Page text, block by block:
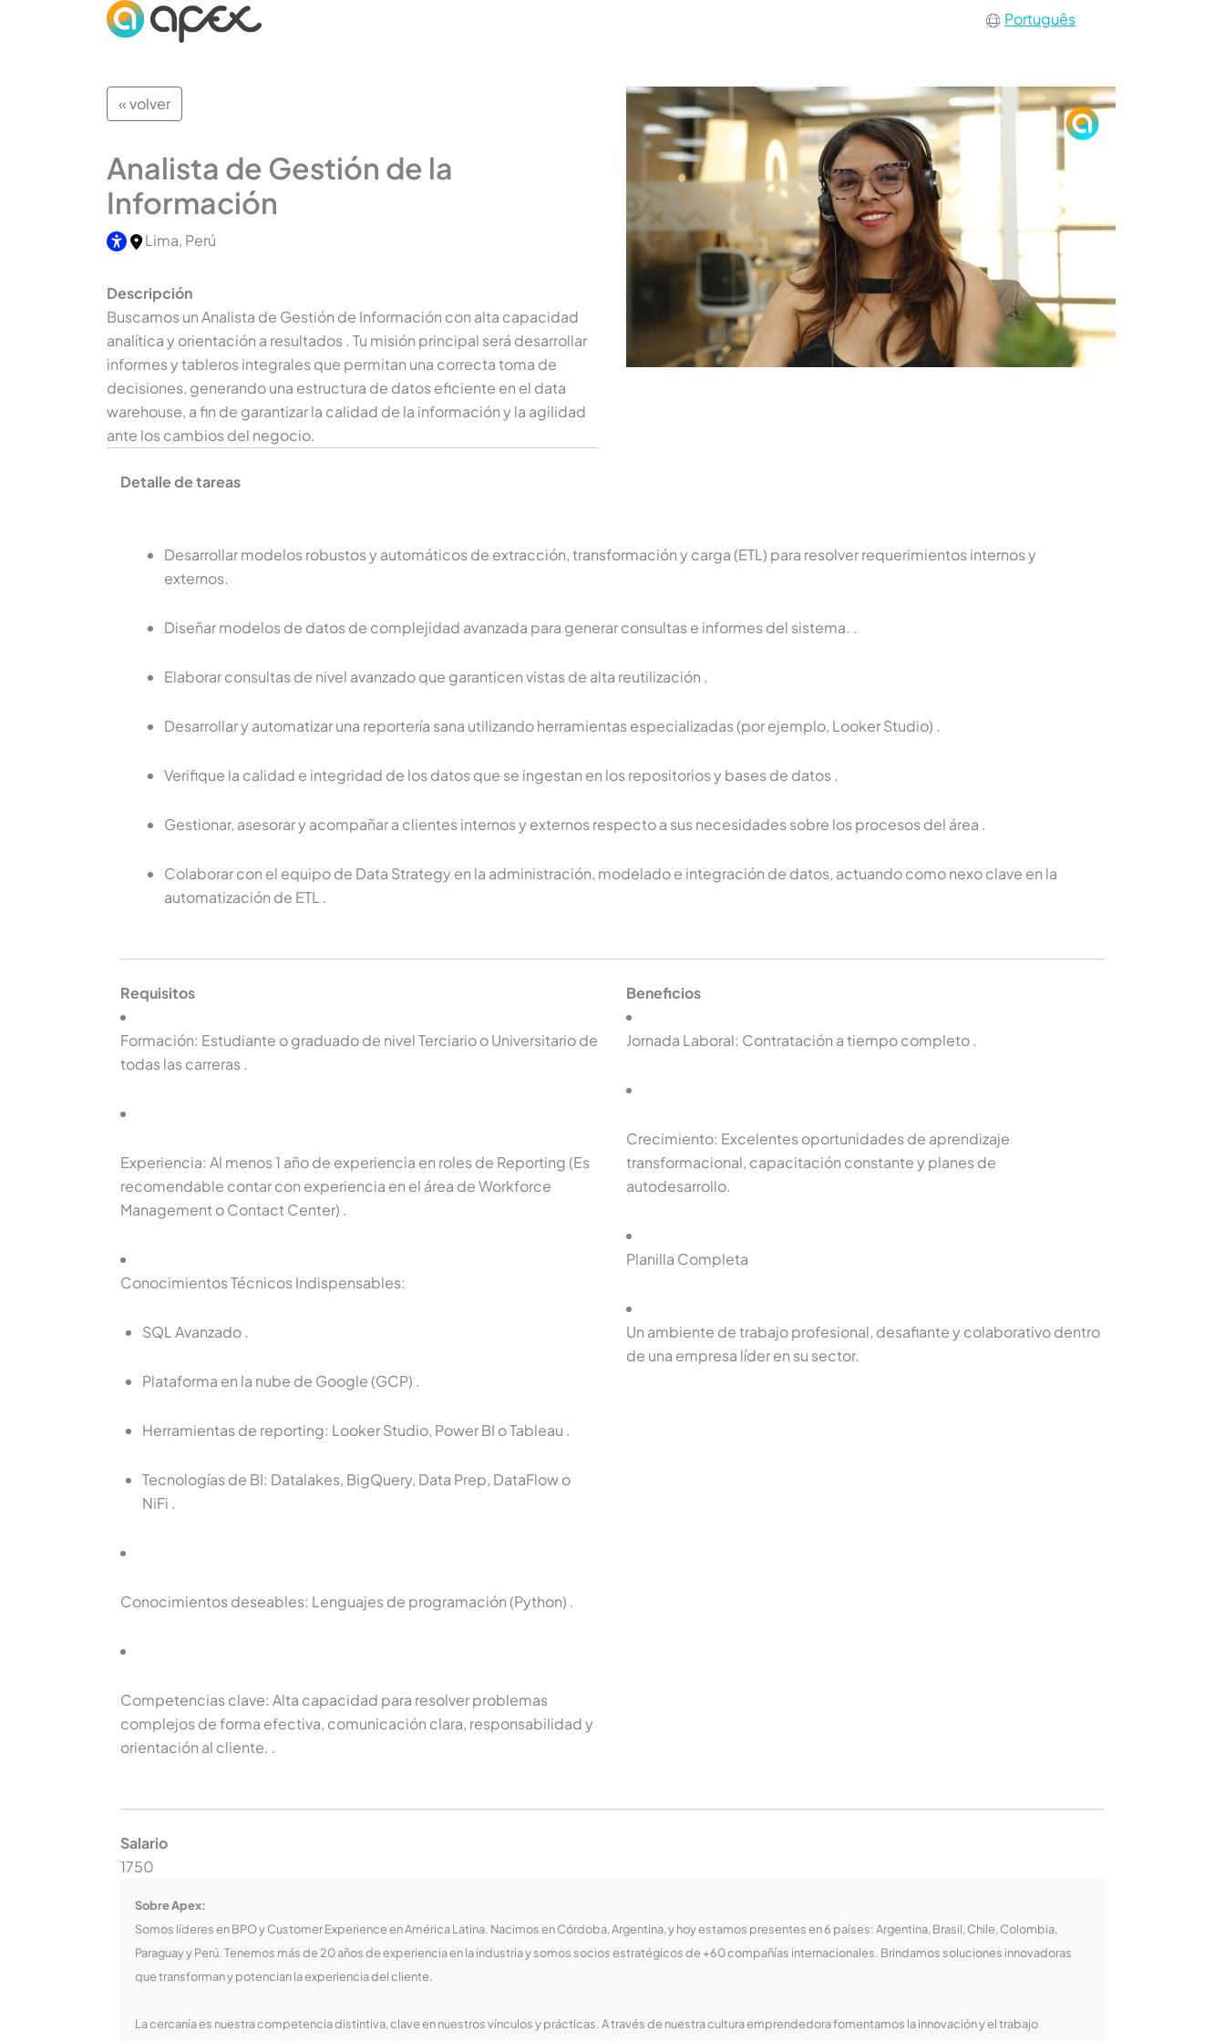
Português
« volver
Analista de Gestión de la
Información
Lima, Perú
Descripción
Buscamos un Analista de Gestión de Información con alta capacidad
analítica y orientación a resultados. Tu misión principal será desarrollar
informes y tableros integrales que permitan una correcta toma de
decisiones, generando una estructura de datos eficiente en el data
warehouse, a fin de garantizar la calidad de la información y la agilidad
ante los cambios del negocio.
Detalle de tareas
Desarrollar modelos robustos y automáticos de extracción, transformación y carga (ETL) para resolver requerimientos internos y
externos.
Diseñar modelos de datos de complejidad avanzada para generar consultas e informes del sistema. .
Elaborar consultas de nivel avanzado que garanticen vistas de alta reutilización .
Desarrollar y automatizar una reportería sana utilizando herramientas especializadas (por ejemplo, Looker Studio) .
Verifique la calidad e integridad de los datos que se ingestan en los repositorios y bases de datos.
Gestionar, asesorar y acompañar a clientes internos y externos respecto a sus necesidades sobre los procesos del área .
Colaborar con el equipo de Data Strategy en la administración, modelado e integración de datos, actuando como nexo clave en la
automatización de ETL .
Requisitos
Formación: Estudiante o graduado de nivel Terciario o Universitario de
todas las carreras.
Experiencia: Al menos 1 año de experiencia en roles de Reporting (Es
recomendable contar con experiencia en el área de Workforce
Management o Contact Center) .
Conocimientos Técnicos Indispensables:
SQL Avanzado.
Plataforma en la nube de Google (GCP) .
Herramientas de reporting: Looker Studio, Power BI o Tableau .
Tecnologías de BI: Datalakes, BigQuery, Data Prep, DataFlow o
NiFi .
Conocimientos deseables: Lenguajes de programación (Python) .
Competencias clave: Alta capacidad para resolver problemas
complejos de forma efectiva, comunicación clara, responsabilidad y
orientación al cliente. .
Beneficios
Jornada Laboral: Contratación a tiempo completo.
Crecimiento: Excelentes oportunidades de aprendizaje
transformacional, capacitación constante y planes de
autodesarrollo.
Planilla Completa
Un ambiente de trabajo profesional, desafiante y colaborativo dentro
de una empresa líder en su sector.
Salario
1750
Sobre Apex:
Somos líderes en BPO y Customer Experience en América Latina. Nacimos en Córdoba, Argentina, y hoy estamos presentes en 6 países: Argentina, Brasil, Chile, Colombia,
Paraguay y Perú. Tenemos más de 20 años de experiencia en la industria y somos socios estratégicos de +60 compañías internacionales. Brindamos soluciones innovadoras
que transforman y potencian la experiencia del cliente.
La cercanía es nuestra competencia distintiva, clave en nuestros vínculos y prácticas. A través de nuestra cultura emprendedora fomentamos la innovación y el trabajo